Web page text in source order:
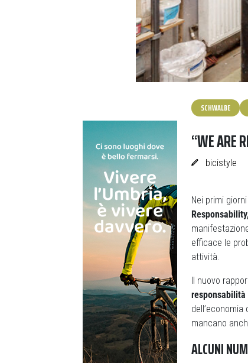
SCHWALBE
“WE ARE
bicistyle
Nei primi
efficace le
attività.
Il nuovo
mancano
ALCUNI